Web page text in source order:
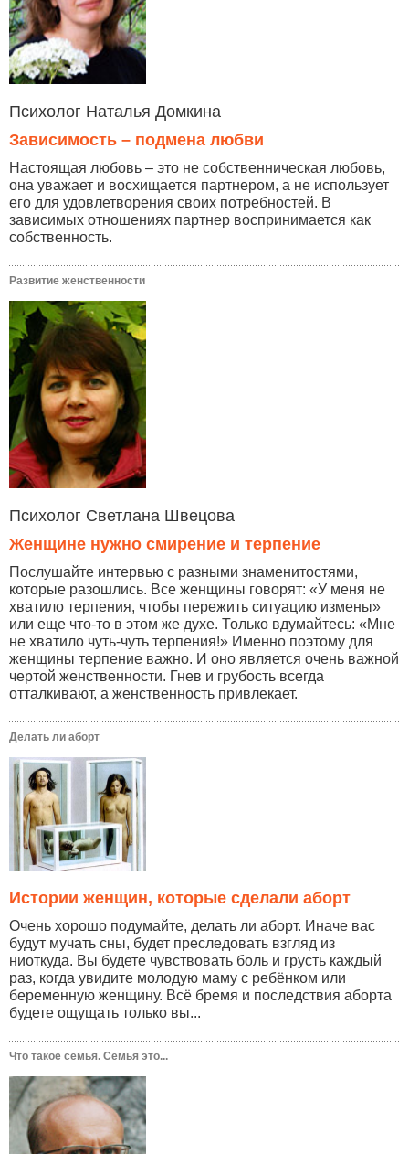
Психолог Наталья Домкина
Зависимость – подмена любви
Настоящая любовь – это не собственническая любовь,
она уважает и восхищается партнером, а не использует
его для удовлетворения своих потребностей. В
зависимых отношениях партнер воспринимается как
собственность.
Развитие женственности
Психолог Светлана Швецова
Женщине нужно смирение и терпение
Послушайте интервью с разными знаменитостями,
которые разошлись. Все женщины говорят: «У меня не
хватило терпения, чтобы пережить ситуацию измены»
или еще что-то в этом же духе. Только вдумайтесь: «Мне
не хватило чуть-чуть терпения!» Именно поэтому для
женщины терпение важно. И оно является очень важной
чертой женственности. Гнев и грубость всегда
отталкивают, а женственность привлекает.
Делать ли аборт
Истории женщин, которые сделали аборт
Очень хорошо подумайте, делать ли аборт. Иначе вас
будут мучать сны, будет преследовать взгляд из
ниоткуда. Вы будете чувствовать боль и грусть каждый
раз, когда увидите молодую маму с ребёнком или
беременную женщину. Всё бремя и последствия аборта
будете ощущать только вы...
Что такое семья. Семья это...